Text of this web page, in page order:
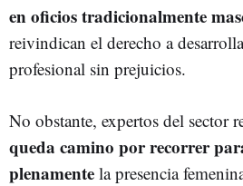
en oficios tradicionalmente
reivindican el derecho a
profesional sin prejuicios.
No obstante, expertos del sector
queda camino por recorrer
plenamente la presencia